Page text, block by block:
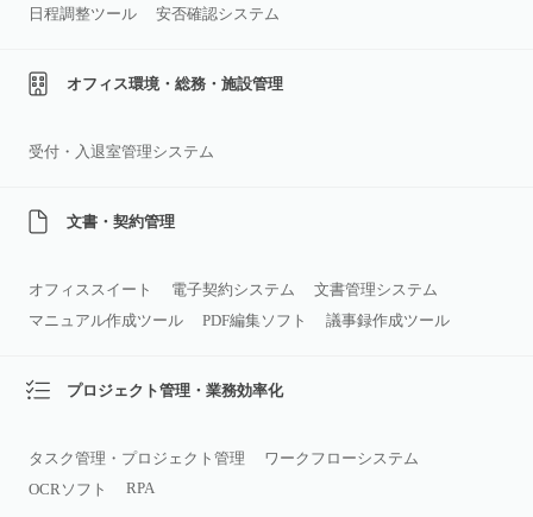
日程調整ツール
安否確認システム
オフィス環境・総務・施設管理
受付・入退室管理システム
文書・契約管理
オフィススイート 電子契約システム
文書管理システム
マニュアル作成ツール
PDF編集ソフト 議事録作成ツール
プロジェクト管理・業務効率化
タスク管理・プロジェクト管理
ワークフローシステム
OCRソフト
RPA